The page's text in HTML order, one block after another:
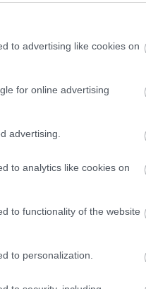
to advertising like cookies on
for online advertising
advertising.
to analytics like cookies on
to functionality of the website
to personalization.
μετά το 1970
του με δύο
άμεσα
, ιδιαίτερα
τους
Ελλάδος,
λόγω της
τις Κινητές
εμβολιασμού σε